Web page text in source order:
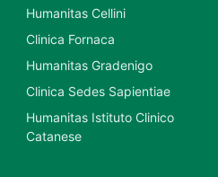
Humanitas Cellini
Clinica Fornaca
Humanitas Gradenigo
Clinica Sedes Sapientiae
Humanitas Istituto Clinico
Catanese